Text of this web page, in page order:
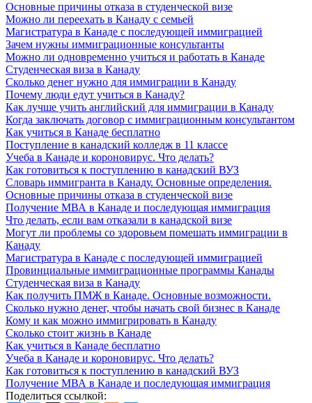
Основные причины отказа в студенческой визе
Можно ли переехать в Канаду с семьей
Магистратура в Канаде с последующей иммиграцией
Зачем нужны иммиграционные консультанты
Можно ли одновременно учиться и работать в Канаде
Студенческая виза в Канаду
Сколько денег нужно для иммиграции в Канаду
Почему люди едут учиться в Канаду?
Как лучше учить английский для иммиграции в Канаду
Когда заключать договор с иммиграционным консультантом
Как учиться в Канаде бесплатно
Поступление в канадский колледж в 11 классе
Учеба в Канаде и короновирус. Что делать?
Как готовиться к поступлению в канадский ВУЗ
Словарь иммигранта в Канаду. Основные определения.
Основные причины отказа в студенческой визе
Получение МВА в Канаде и последующая иммиграция
Что делать, если вам отказали в канадской визе
Могут ли проблемы со здоровьем помешать иммиграции в
Канаду
Магистратура в Канаде с последующей иммиграцией
Провинциальные иммиграционные программы Канады
Студенческая виза в Канаду
Как получить ПМЖ в Канаде. Основные возможности.
Сколько нужно денег, чтобы начать свой бизнес в Канаде
Кому и как можно иммигрировать в Канаду
Сколько стоит жизнь в Канаде
Как учиться в Канаде бесплатно
Учеба в Канаде и короновирус. Что делать?
Как готовиться к поступлению в канадский ВУЗ
Получение МВА в Канаде и последующая иммиграция
Поделиться ссылкой: